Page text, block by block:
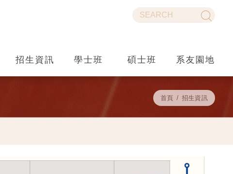
招生資訊 學士班 碩士班 系友園地
首頁 招生資訊